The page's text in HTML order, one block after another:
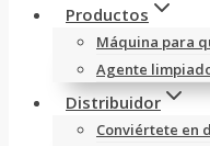
Productos
Máquina para
Agente
Distribuidor
Conviértete en